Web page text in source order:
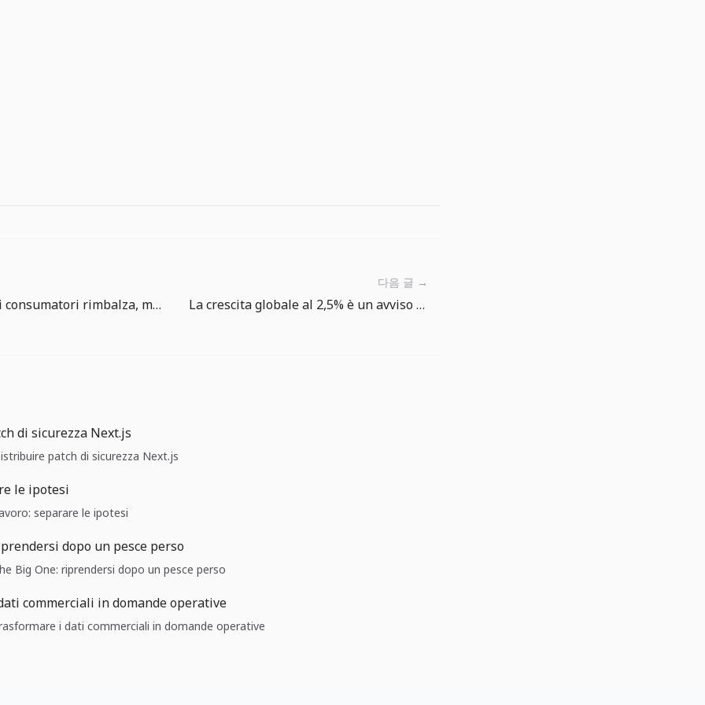
La fiducia dei consumatori rimbalza, ma le aspettative di inflazione restano il segnale decisivo
다음 글 →
La crescita globale al 2,5% è un avviso sul cash flow
di sicurezza Next.js
patch di sicurezza Next.js
le ipotesi
separare le ipotesi
dopo un pesce perso
Big One: riprendersi dopo un pesce perso
commerciali in domande operative
i dati commerciali in domande operative